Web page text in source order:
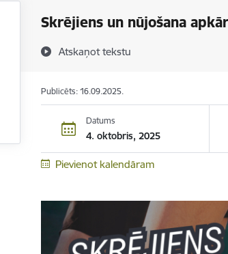
Skrējiens un nūjošana
Atskaņot tekstu
Publicēts: 16.09.2025.
Datums
4. oktobris, 2025
Pievienot kalendāram